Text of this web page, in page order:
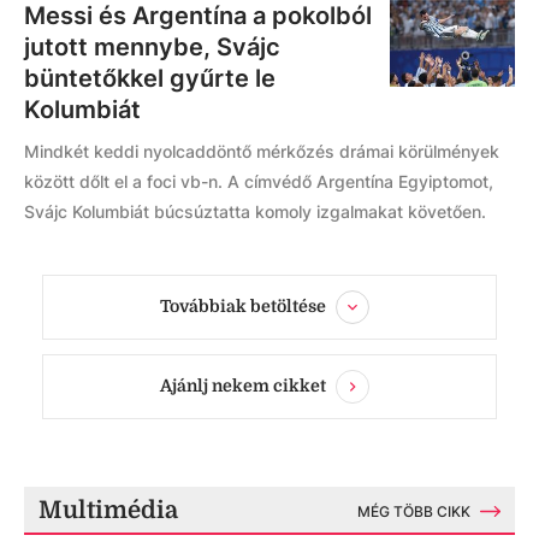
Messi és Argentína a pokolból
jutott mennybe, Svájc
büntetőkkel gyűrte le
Kolumbiát
Mindkét keddi nyolcaddöntő mérkőzés drámai körülmények
között dőlt el a foci vb-n. A címvédő Argentína Egyiptomot,
Svájc Kolumbiát búcsúztatta komoly izgalmakat követően.
Továbbiak betöltése
Ajánlj nekem cikket
Multimédia MÉG TÖBB CIKK